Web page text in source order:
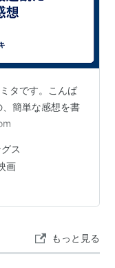
タです。こんば
簡単な感想を書
ス
画
もっと見る